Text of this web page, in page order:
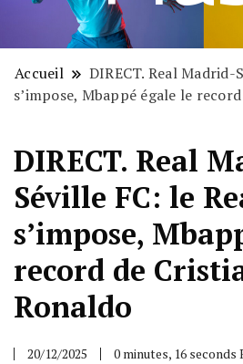
Accueil
DIRECT. Real Madrid-
s’impose, Mbappé égale le
DIRECT. Real
Séville FC: le
s’impose,
record de
Ronaldo
20/12/2025 0 minutes, 16 seconds